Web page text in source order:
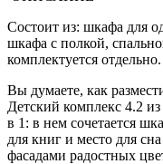
Состоит из: шкафа для
шкафа с полкой,
комплектуется
Вы думаете, как
Детский комплекс 4.2
в 1: в нем сочетается
для книг и место для
фасадами радостных